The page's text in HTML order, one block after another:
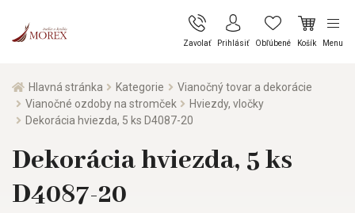
Zavolať Prihlásiť Obľúbené Košík Menu
Hlavná stránka Kategorie
Vianočný tovar a dekorácie
Vianočné ozdoby na stromček
Hviezdy, vločky
Dekorácia hviezda, 5 ks D4087-20
Dekorácia hviezda, 5 ks
D4087-20